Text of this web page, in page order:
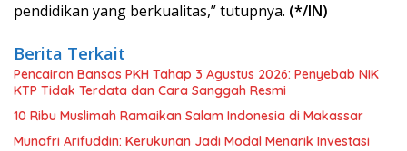
pendidikan yang berkualitas,” tutupnya. (*/IN)
Berita Terkait
Pencairan Bansos PKH Tahap 3 Agustus 2026: Penyebab NIK
KTP Tidak Terdata dan Cara Sanggah Resmi
10 Ribu Muslimah Ramaikan Salam Indonesia di Makassar
Munafri Arifuddin: Kerukunan Jadi Modal Menarik Investasi